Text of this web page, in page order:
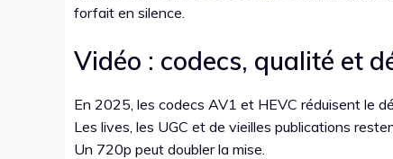
forfait en silence.
Vidéo : codecs, qualité et
En 2025, les codecs AV1 et HEVC réduisent le
Les lives, les UGC et de vieilles publications
Un 720p peut doubler la mise.